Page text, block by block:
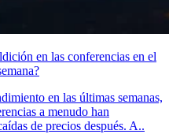
en las conferencias en el
en las últimas semanas,
a menudo han
de precios después. A..